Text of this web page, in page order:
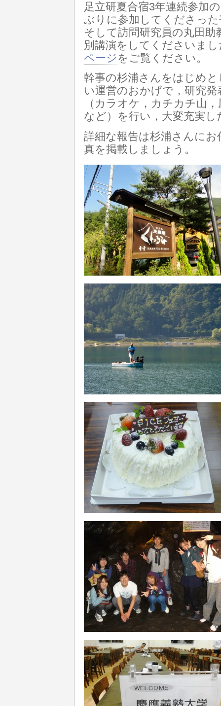
足立研夏合宿3年連続参加
ぶりに参加してくださっ
そして訪問研究員の丸田
別講演をしてくださいま
ページをご覧ください。
幹事の杉浦さんをはじめ
い運営のおかげで，研究
（カラオケ，カチカチ山
など）を行い，大変充実
詳細な報告は杉浦さんに
真を掲載しましょう。